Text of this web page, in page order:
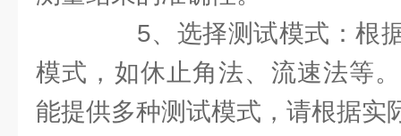
5、选择测试模式：根据
模式，如休止角法、流速法等
能提供多种测试模式，请根据实